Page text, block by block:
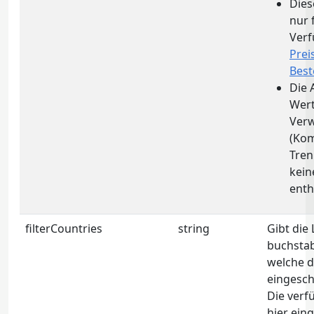
nur
Die
filterCountries string
Gibt die
welche
Die